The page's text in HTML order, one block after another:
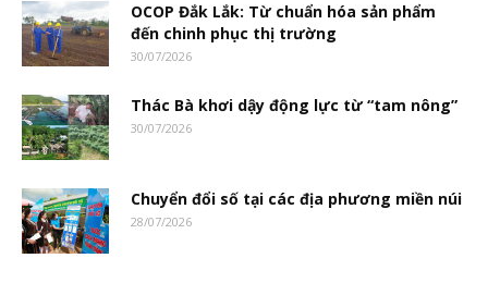
OCOP Đắk Lắk: Từ chuẩn hóa sản phẩm
đến chinh phục thị trường
30/07/2026
Thác Bà khơi dậy động lực từ “tam nông”
30/07/2026
Chuyển đổi số tại các địa phương miền núi
28/07/2026